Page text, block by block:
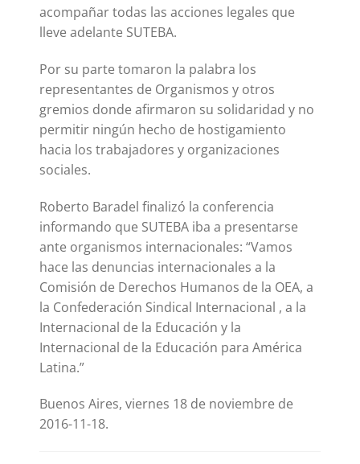
acompañar todas las acciones legales que
lleve adelante SUTEBA.
Por su parte tomaron la palabra los
representantes de Organismos y otros
gremios donde afirmaron su solidaridad y no
permitir ningún hecho de hostigamiento
hacia los trabajadores y organizaciones
sociales.
Roberto Baradel finalizó la conferencia
informando que SUTEBA iba a presentarse
ante organismos internacionales: “Vamos
hace las denuncias internacionales a la
Comisión de Derechos Humanos de la OEA, a
la Confederación Sindical Internacional , a la
Internacional de la Educación y la
Internacional de la Educación para América
Latina.”
Buenos Aires, viernes 18 de noviembre de
2016-11-18.